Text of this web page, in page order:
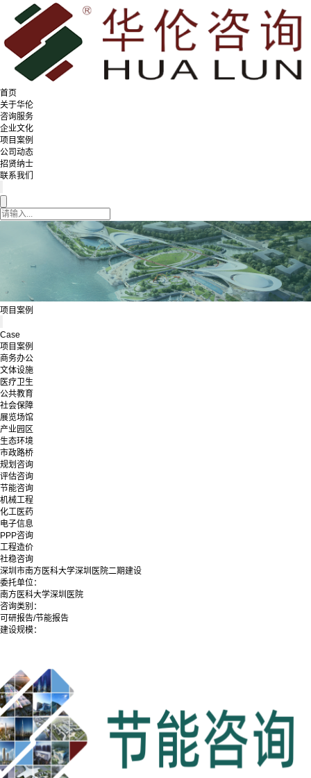
首页
关于华伦
咨询服务
企业文化
项目案例
公司动态
招贤纳士
联系我们
项目案例
Case
项目案例
商务办公
文体设施
医疗卫生
公共教育
社会保障
展览场馆
产业园区
生态环境
市政路桥
规划咨询
评估咨询
节能咨询
机械工程
化工医药
电子信息
PPP咨询
工程造价
社稳咨询
深圳市南方医科大学深圳医院二期建设
委托单位：
南方医科大学深圳医院
咨询类别：
可研报告/节能报告
建设规模：